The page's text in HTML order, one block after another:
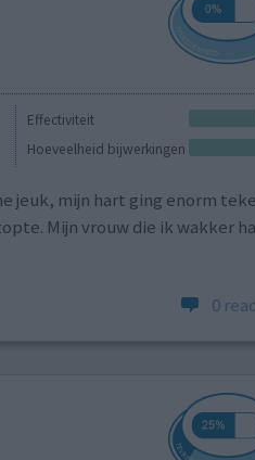
Effectiviteit
Hoeveelheid bijwerkingen
jeuk, mijn hart ging enorm
Mijn vrouw die ik wakker
0